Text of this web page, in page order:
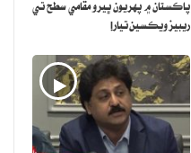
پاڪستان ۾ پهريون ڀيرو مقامي سطح تي
ريبيز ويڪسين تيار!